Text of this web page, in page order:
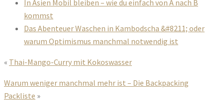
In Asien Mobil bleiben – wie du einfach von A nach B
kommst
Das Abenteuer Waschen in Kambodscha &#8211; oder
warum Optimismus manchmal notwendig ist
« Thai-Mango-Curry mit Kokoswasser
Warum weniger manchmal mehr ist – Die Backpacking
Packliste »